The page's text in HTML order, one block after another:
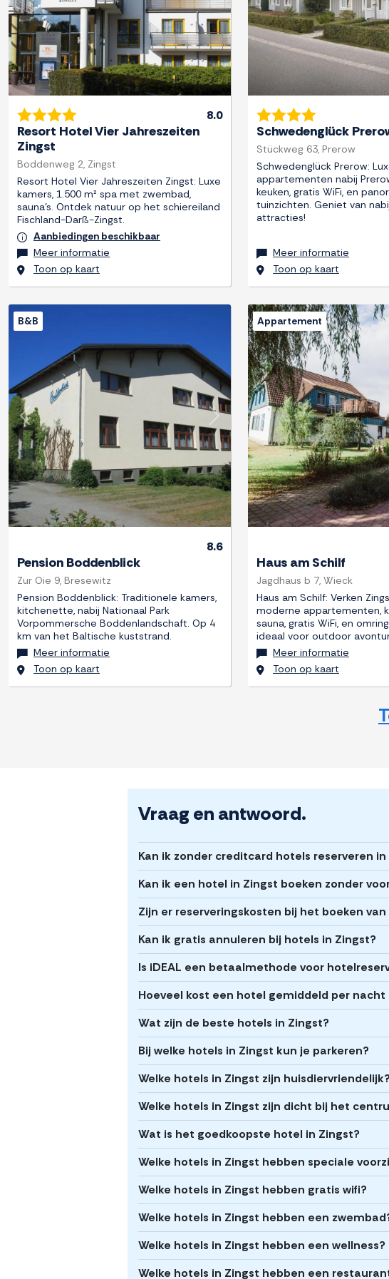
8.0
Resort Hotel Vier Jahreszeiten
Zingst
Boddenweg 2, Zingst
Resort Hotel Vier Jahreszeiten Zingst: Luxe
kamers, 1.500 m² spa met zwembad,
sauna's. Ontdek natuur op het schiereiland
Fischland-Darß-Zingst.
Aanbiedingen beschikbaar
Meer informatie
Toon op kaart
Schwedenglück
Stückweg 63, Prerow
Schwedenglück Prerow:
appartementen nabij
keuken, gratis WiFi, en
tuinzichten. Geniet van
attracties!
Meer informatie
Toon op kaart
Previous Next
B&B
8.6
Pension Boddenblick
Zur Oie 9, Bresewitz
Pension Boddenblick: Traditionele kamers,
kitchenette, nabij Nationaal Park
Vorpommersche Boddenlandschaft. Op 4
km van het Baltische kuststrand.
Meer informatie
Toon op kaart
Previous
Appartement
Haus am Schilf
Jagdhaus b 7, Wieck
Haus am Schilf: Verken
moderne appartementen,
sauna, gratis WiFi, en
ideaal voor outdoor
Meer informatie
Toon op kaart
Vraag en antwoord.
Kan ik zonder creditcard hotels reserveren in
Kan ik een hotel in Zingst boeken zonder
Zijn er reserveringskosten bij het boeken
Kan ik gratis annuleren bij hotels in Zingst?
Is iDEAL een betaalmethode voor
Hoeveel kost een hotel gemiddeld per nacht
Wat zijn de beste hotels in Zingst?
Bij welke hotels in Zingst kun je parkeren?
Welke hotels in Zingst zijn huisdiervriendelijk?
Welke hotels in Zingst zijn dicht bij het
Wat is het goedkoopste hotel in Zingst?
Welke hotels in Zingst hebben speciale
Welke hotels in Zingst hebben gratis wifi?
Welke hotels in Zingst hebben een
Welke hotels in Zingst hebben een wellness?
Welke hotels in Zingst hebben een